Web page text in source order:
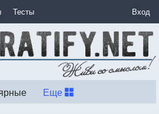
Тесты Вход
Еще